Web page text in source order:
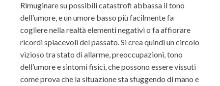
Rimuginare su possibili catastrofi abbassa il tono
dell’umore, e un umore basso più facilmente fa
cogliere nella realtà elementi negativi o fa affiorare
ricordi spiacevoli del passato. Si crea quindi un circolo
vizioso tra stato di allarme, preoccupazioni, tono
dell’umore e sintomi fisici, che possono essere vissuti
come prova che la situazione sta sfuggendo di mano e